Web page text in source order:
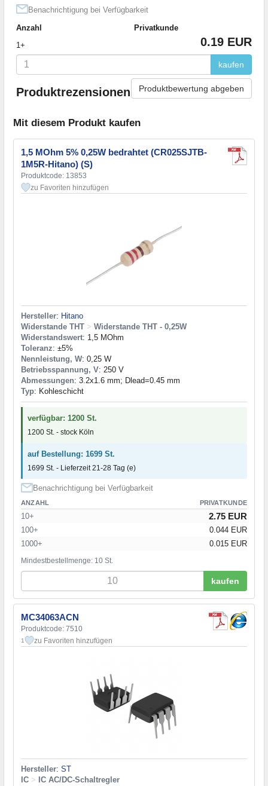
Benachrichtigung bei Verfügbarkeit
Anzahl
Privatkunde
1+
0.19 EUR
kaufen
Produktrezensionen Produktbewertung abgeben
Mit diesem Produkt kaufen
1,5 MOhm 5% 0,25W bedrahtet (CR025SJTB-
1M5R-Hitano) (S)
Produktcode: 13853
zu Favoriten hinzufügen
Hersteller: Hitano
Widerstande THT > Widerstande THT - 0,25W
Widerstandswert: 1,5 MOhm
Toleranz: ±5%
Nennleistung, W: 0,25 W
Betriebsspannung, V: 250 V
Abmessungen: 3.2x1.6 mm; Dlead=0.45 mm
Typ: Kohleschicht
verfügbar: 1200 St.
1200 St. - stock Köln
auf Bestellung: 1699 St.
1699 St. - Lieferzeit 21-28 Tag (e)
Benachrichtigung bei Verfügbarkeit
ANZAHL PRIVATKUNDE
10+ 2.75 EUR
100+
0.044 EUR
1000+
0.015 EUR
Mindestbestellmenge: 10 St.
kaufen
MC34063ACN
Produktcode: 7510
1 zu Favoriten hinzufügen
Hersteller: ST
IC > IC AC/DC-Schaltregler